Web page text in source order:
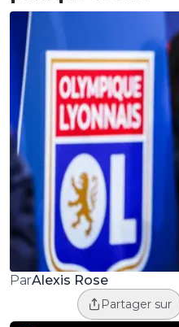
ParAlexis Rose
Partager sur